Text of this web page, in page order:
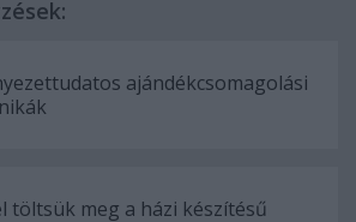
ajándékcsomagolási
töltsük meg a házi készítésű